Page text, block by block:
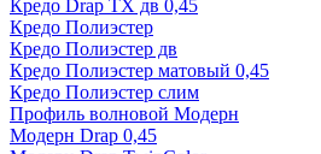
Кредо Drap ТХ дв 0,45
Кредо Полиэстер
Кредо Полиэстер дв
Кредо Полиэстер матовый 0,45
Кредо Полиэстер слим
Профиль волновой Модерн
Модерн Drap 0,45